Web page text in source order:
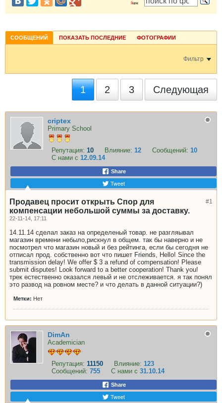
СООБЩЕНИЙ ПОКАЗАТЬ ПОСЛЕДНИЕ ФОТОГРАФИИ
Фильтр
1 2 3 Следующая
criptex
Primary School
Репутация: 10 Влияние: 12 Сообщений: 10
С нами с 12.09.14
Share
Tweet
#1
Продавец просит открыть Спор для
компенсации небольшой суммы за доставку.
22-11-14, 17:11
14.11.14 сделал заказ на определеный товар. не разгляывал
магазин времени небыло,рискнул в общем. так бы наверно и не
посмотрел что магазин новый и без рейтинга, если бы сегодня не
отписал прод. собственно вот что пишет Friends, Hello! Since the
transmission delay! We offer $ 3 a refund of compensation! Please
submit disputes! Look forward to a better cooperation! Thank you!
трек естественно оказался левый и не отслеживается. я так понял
это развод на ровном месте? и что делать в данной ситуации?)
Метки: Нет
DimAn
Academician
Репутация: 11150 Влияние: 123
Сообщений: 755 С нами с 31.10.14
Share
Tweet